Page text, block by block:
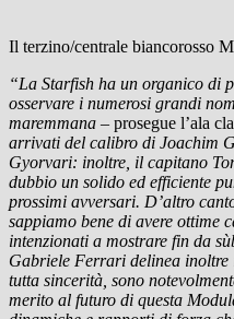
Il terzino/centrale biancorosso
“La Starfish ha un organico di
osservare i numerosi grandi
maremmana – prosegue l’ala
arrivati del calibro di Joachim
Gyorvari: inoltre, il capitano
dubbio un solido ed efficiente
prossimi avversari. D’altro
sappiamo bene di avere ottime
intenzionati a mostrare fin da
Gabriele Ferrari delinea
tutta sincerità, sono
merito al futuro di questa